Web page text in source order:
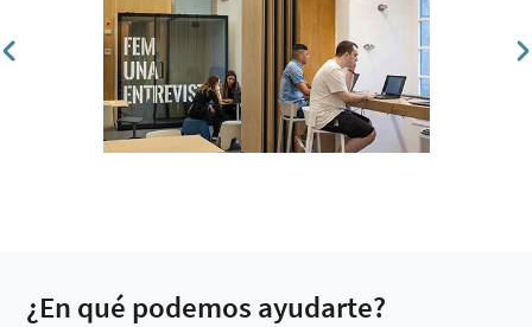
¿En qué podemos ayudarte?